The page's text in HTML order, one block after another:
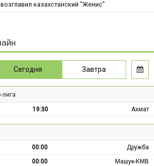
казахстанский "Женис"
Сегодня Завтра
19:30 Ахмат
00:00
Дружба
00:00
Машук-КМВ